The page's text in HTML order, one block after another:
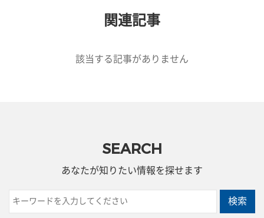
関連記事
該当する記事がありません
SEARCH
あなたが知りたい情報を探せます
検索